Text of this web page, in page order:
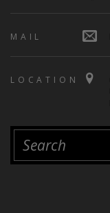
MAIL
LOCATION